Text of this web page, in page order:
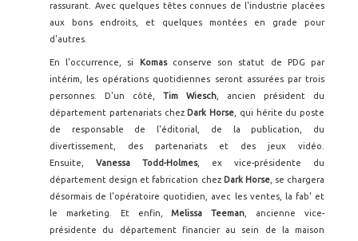
rassurant. Avec quelques têtes connues de l'industrie placées
aux bons endroits, et quelques montées en grade pour
d'autres.
En l'occurrence, si Komasconserve son statut de PDG par
intérim, les opérations quotidiennes seront assurées par trois
personnes. D'un côté, Tim Wiesch , ancien président du
département partenariats chez Dark Horse , qui hérite du poste
de responsable de l'éditorial, de la publication, du
divertissement, des partenariats et des jeux vidéo.
Ensuite, Vanessa Todd-Holmes, ex vice-présidente du
département design et fabrication chez Dark Horse, se chargera
désormais de l'opératoire quotidien, avec les ventes, la fab' et
le marketing. Et enfin,Melissa Teeman , ancienne vice-
présidente du département financier au sein de la maison